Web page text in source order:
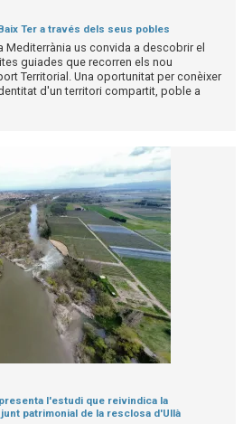
Ter a través dels seus pobles
Mediterrània us convida a descobrir el
guiades que recorren els nou
Territorial. Una oportunitat per conèixer
d'un territori compartit, poble a
l'estudi que reivindica la
patrimonial de la resclosa d'Ullà